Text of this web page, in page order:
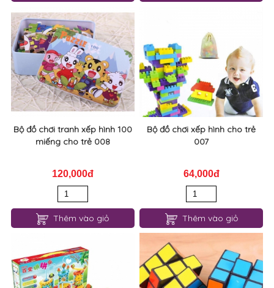
Bộ đồ chơi tranh xếp hình 100
miếng cho trẻ 008
120,000đ
Thêm vào giỏ
Bộ đồ chơi xếp hình cho trẻ
007
64,000đ
Thêm vào giỏ